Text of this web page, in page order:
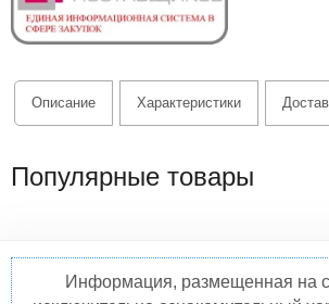
Описание Характеристики
Популярные товары
Информация, размещенная на